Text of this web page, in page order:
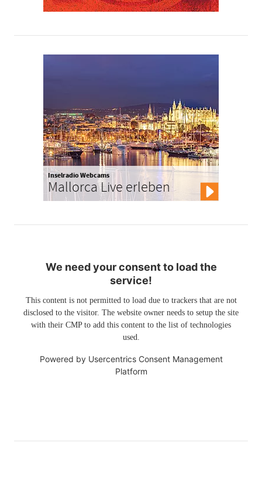
Inselradio Webcams
Mallorca Live erleben
We need your consent to load the
service!
This content is not permitted to load due to trackers that are not
disclosed to the visitor. The website owner needs to setup the site
with their CMP to add this content to the list of technologies
used.
Powered by Usercentrics Consent Management
Platform